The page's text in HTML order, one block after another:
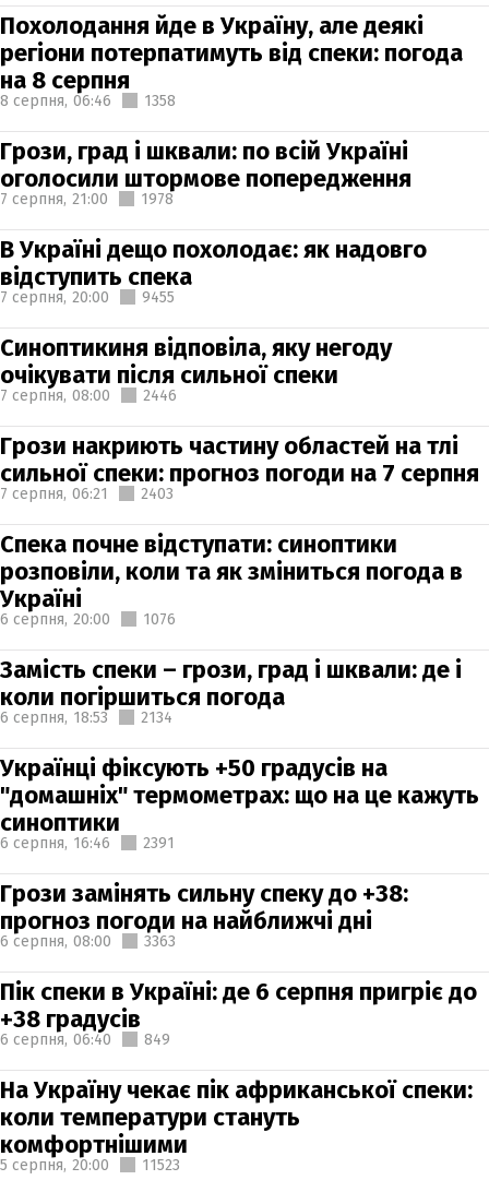
Похолодання йде в Україну, але деякі
регіони потерпатимуть від спеки: погода
на 8 серпня
8 серпня, 06:46 1358
Грози, град і шквали: по всій Україні
оголосили штормове попередження
7 серпня, 21:00 1978
В Україні дещо похолодає: як надовго
відступить спека
7 серпня, 20:00 9455
Синоптикиня відповіла, яку негоду
очікувати після сильної спеки
7 серпня, 08:00 2446
Грози накриють частину областей на тлі
сильної спеки: прогноз погоди на 7 серпня
7 серпня, 06:21 2403
Спека почне відступати: синоптики
розповіли, коли та як зміниться погода в
Україні
6 серпня, 20:00 1076
Замість спеки – грози, град і шквали: де і
коли погіршиться погода
6 серпня, 18:53 2134
Українці фіксують +50 градусів на
"домашніх" термометрах: що на це кажуть
синоптики
6 серпня, 16:46 2391
Грози замінять сильну спеку до +38:
прогноз погоди на найближчі дні
6 серпня, 08:00 3363
Пік спеки в Україні: де 6 серпня пригріє до
+38 градусів
6 серпня, 06:40 849
На Україну чекає пік африканської спеки:
коли температури стануть
комфортнішими
5 серпня, 20:00 11523